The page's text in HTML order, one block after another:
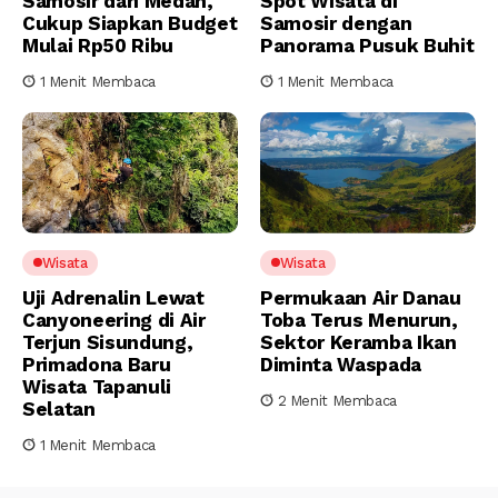
Cukup Siapkan Budget
Mulai Rp50 Ribu
1 Menit Membaca
Samosir dengan
Panorama Pusuk Buhit
1 Menit Membaca
Wisata
Uji Adrenalin Lewat
Canyoneering di Air
Terjun Sisundung,
Primadona Baru
Wisata Tapanuli
Selatan
1 Menit Membaca
Wisata
Permukaan Air Danau
Toba Terus Menurun,
Sektor Keramba Ikan
Diminta Waspada
2 Menit Membaca